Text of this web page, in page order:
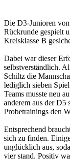
Die D3-Junioren
Rückrunde gespielt
Kreisklasse B
Dabei war dieser
selbstverständlich.
Schiltz die
lediglich sieben
Teams musste neu
anderem aus der D5
Probetrainings den
Entsprechend
sich zu finden.
unglücklich aus,
vier stand. Positiv